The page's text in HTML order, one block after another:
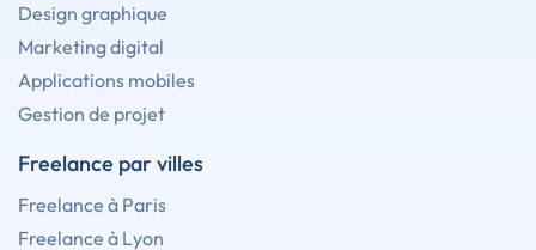
Design graphique
Marketing digital
Applications mobiles
Gestion de projet
Freelance par villes
Freelance à Paris
Freelance à Lyon